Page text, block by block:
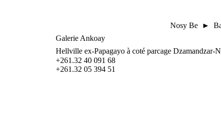
Nosy Be ►
Galerie Ankoay
Hellville ex-Papagayo à coté parcage Dzamandzar-
+261.32 40 091 68
+261.32 05 394 51